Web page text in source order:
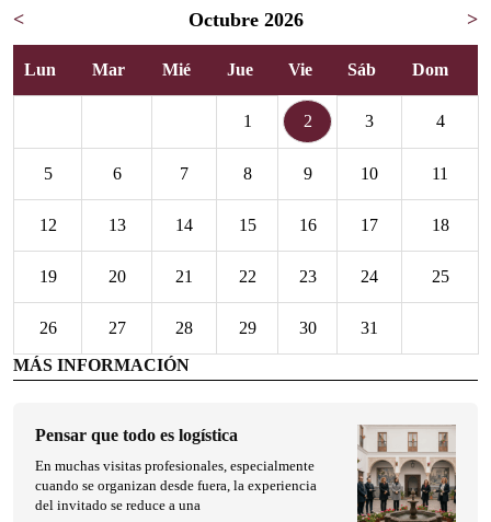
< Octubre 2026 >
Lun Mar Mié Jue Vie Sáb Dom
1 2 3 4
5 6 7 8 9 10 11
12 13 14 15 16 17 18
19 20 21 22 23 24 25
26 27 28 29 30
31
MÁS INFORMACIÓN
Pensar que todo es logística
En muchas visitas profesionales, especialmente
cuando se organizan desde fuera, la experiencia
del invitado se reduce a una